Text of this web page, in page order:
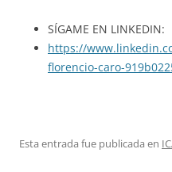
SÍGAME EN LINKEDIN:
https://
florencio-caro-
Esta entrada fue publicada en